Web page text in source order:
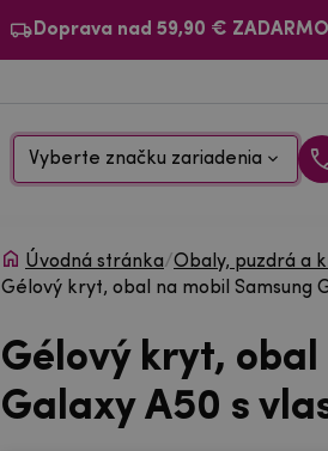
Doprava nad 59,90 €
Vyberte značku zariadenia
Úvodná stránka/Obaly, puzdrá a
Gélový kryt, obal na mobil Samsung
Gélový kryt,
Galaxy A50 s